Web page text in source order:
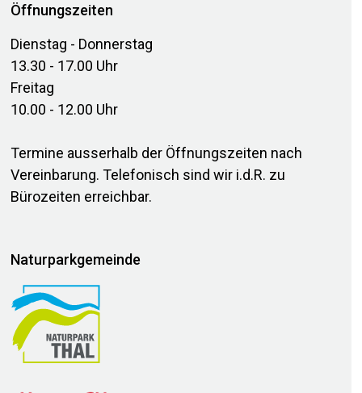
Öffnungszeiten
Dienstag - Donnerstag
13.30 - 17.00 Uhr
Freitag
10.00 - 12.00 Uhr
Termine ausserhalb der Öffnungszeiten nach
Vereinbarung. Telefonisch sind wir i.d.R. zu
Bürozeiten erreichbar.
Naturparkgemeinde